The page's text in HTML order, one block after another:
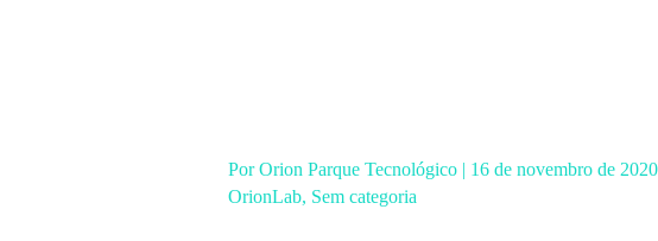
PorOrion Parque Tecnológico | 16 de novembro de 2020
OrionLab, Sem categoria